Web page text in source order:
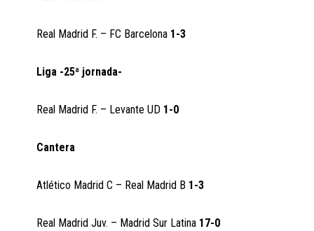
Real Madrid F. – FC Barcelona 1-3
Liga -25ª jornada-
Real Madrid F. – Levante UD 1-0
Cantera
Atlético Madrid C – Real Madrid B 1-3
Real Madrid Juv. – Madrid Sur Latina 17-0